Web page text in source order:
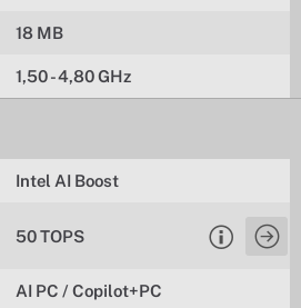
18 MB
1,50 - 4,80 GHz
Intel AI Boost
50 TOPS
AI PC / Copilot+PC